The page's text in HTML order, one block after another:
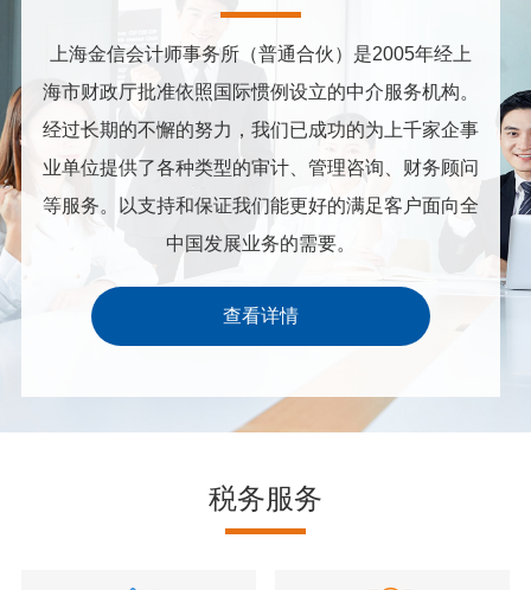
上海金信会计师事务所（普通合伙）是2005年经上
海市财政厅批准依照国际惯例设立的中介服务机构。
经过长期的不懈的努力，我们已成功的为上千家企事
业单位提供了各种类型的审计、管理咨询、财务顾问
等服务。以支持和保证我们能更好的满足客户面向全
中国发展业务的需要。
查看详情
税务服务